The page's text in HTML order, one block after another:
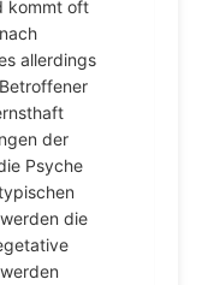
kommt oft
allerdings
der
Psyche
die